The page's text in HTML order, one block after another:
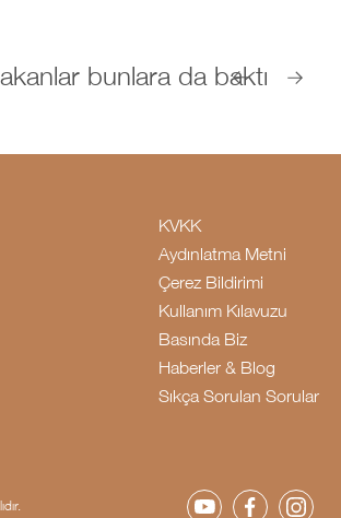
bunlara da baktı
KVKK
Aydınlatma Metni
Çerez Bildirimi
Kullanım Kılavuzu
Basında Biz
Haberler & Blog
Sıkça Sorulan Sorular